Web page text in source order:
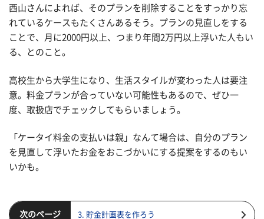
西山さんによれば、そのプランを削除することをすっかり忘
れているケースもたくさんあるそう。プランの見直しをする
ことで、月に2000円以上、つまり年間2万円以上浮いた人もい
る、とのこと。
高校生から大学生になり、生活スタイルが変わった人は要注
意。料金プランが合っていない可能性もあるので、ぜひ一
度、取扱店でチェックしてもらいましょう。
「ケータイ料金の支払いは親」なんて場合は、自分のプラン
を見直して浮いたお金をおこづかいにする提案をするのもい
いかも。
次のページ 3. 貯金計画表を作ろう